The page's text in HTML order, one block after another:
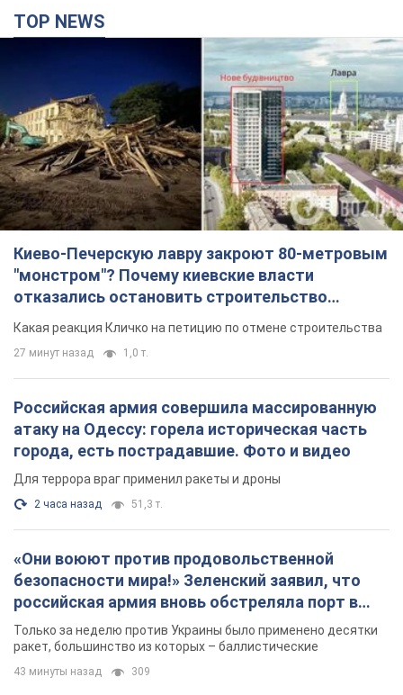
TOP NEWS
Киево-Печерскую лавру закроют 80-метровым
"монстром"? Почему киевские власти
отказались остановить строительство
небоскреба "московского верующего"
Какая реакция Кличко на петицию по отмене строительства
27 минут назад 1,0 т.
Российская армия совершила массированную
атаку на Одессу: горела историческая часть
города, есть пострадавшие. Фото и видео
Для террора враг применил ракеты и дроны
2 часа назад 51,3 т.
«Они воюют против продовольственной
безопасности мира!» Зеленский заявил, что
российская армия вновь обстреляла порт в
Одессе
Только за неделю против Украины было применено десятки
ракет, большинство из которых – баллистические
43 минуты назад 309